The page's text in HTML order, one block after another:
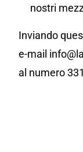
nostri
Inviando
e-mail
al numero